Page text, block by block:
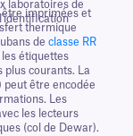
laboratoires de
être imprimées et
thermique
de classe RR
les étiquettes
plus courants. La
peut être encodée
Les
les lecteurs
(col de Dewar).